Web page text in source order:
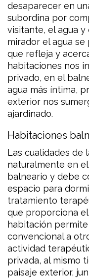
desaparecer en
subordina por
visitante, el agua y
mirador el agua
que refleja y
habitaciones nos
privado, en el
agua más íntima,
exterior nos
ajardinado.
Habitaciones
Las cualidades de
naturalmente en
balneario y debe
espacio para
tratamiento
que proporciona
habitación
convencional a
actividad
privada, al mismo
paisaje exterior,